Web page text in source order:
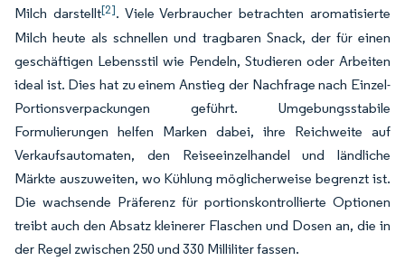
Milch darstellt[2]. Viele Verbraucher betrachten aromatisierte
Milch heute als schnellen und tragbaren Snack, der für einen
geschäftigen Lebensstil wie Pendeln, Studieren oder Arbeiten
ideal ist. Dies hat zu einem Anstieg der Nachfrage nach Einzel-
Portionsverpackungen geführt. Umgebungsstabile
Formulierungen helfen Marken dabei, ihre Reichweite auf
Verkaufsautomaten, den Reiseeinzelhandel und ländliche
Märkte auszuweiten, wo Kühlung möglicherweise begrenzt ist.
Die wachsende Präferenz für portionskontrollierte Optionen
treibt auch den Absatz kleinerer Flaschen und Dosen an, die in
der Regel zwischen 250 und 330 Milliliter fassen.